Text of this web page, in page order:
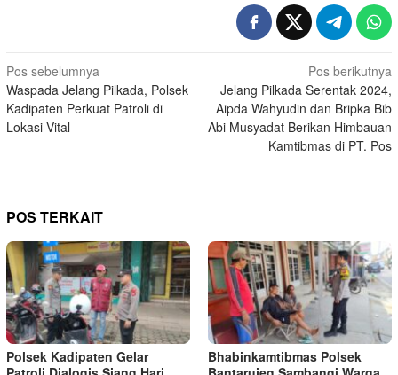
Navigasi
pos
Pos sebelumnya
Waspada Jelang Pilkada, Polsek
Kadipaten Perkuat Patroli di
Lokasi Vital
Pos berikutnya
Jelang Pilkada Serentak 2024,
Aipda Wahyudin dan Bripka Bib
Abi Musyadat Berikan Himbauan
Kamtibmas di PT. Pos
POS TERKAIT
Polsek Kadipaten Gelar
Bhabinkamtibmas Polsek